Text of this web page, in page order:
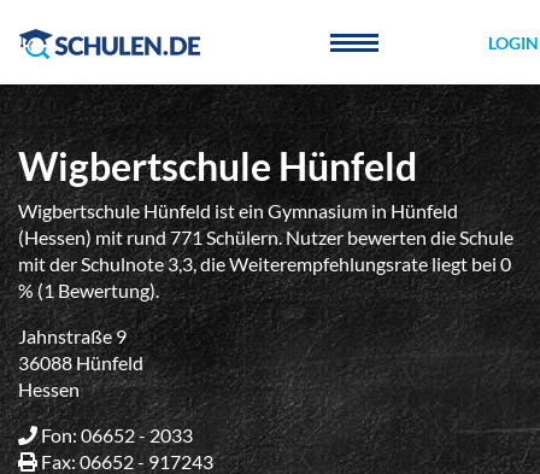
LOGIN
Wigbertschule Hünfeld
Wigbertschule Hünfeld ist ein Gymnasium in Hünfeld
(Hessen) mit rund 771 Schülern. Nutzer bewerten die Schule
mit der Schulnote 3,3, die Weiterempfehlungsrate liegt bei 0
% (1 Bewertung).
Jahnstraße 9
36088 Hünfeld
Hessen
Fon: 06652 - 2033
Fax: 06652 - 917243